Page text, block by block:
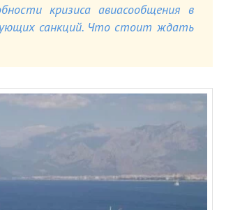
кризиса авиасообщения в
санкций. Что стоит ждать